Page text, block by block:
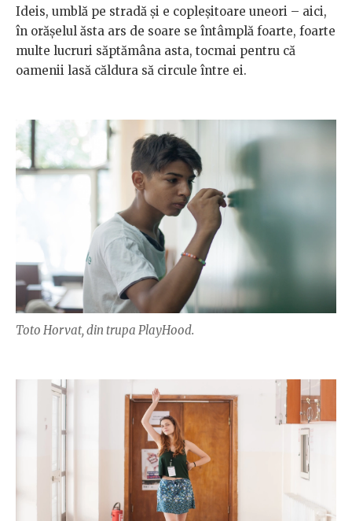
Ideis, umblă pe stradă și e copleșitoare uneori – aici,
în orășelul ăsta ars de soare se întâmplă foarte, foarte
multe lucruri săptămâna asta, tocmai pentru că
oamenii lasă căldura să circule între ei.
Toto Horvat, din trupa PlayHood.